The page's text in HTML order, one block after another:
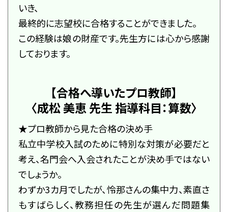
いき、
最終的に志望校に合格することができました。
この経験は娘の財産です。先生方には心から感謝
しております。
【合格へ導いたプロ教師】
〈成松 美恵 先生 指導科目：算数〉
★プロ教師から見た合格の決め手
私立中学校入試のために特別な対策が必要だと
考え、名門会へ入会されたことが決め手ではない
でしょうか。
わずか3カ月でしたが、怜那さんの集中力、素直さ
もすばらしく、教務担任の先生が選んだ問題集